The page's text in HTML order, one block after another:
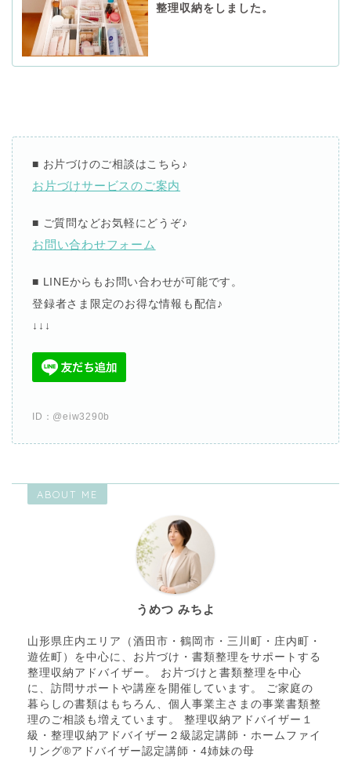
整理収納をしました。
■ お片づけのご相談はこちら ♪
お片づけサービスのご案内
■ ご質問などお気軽にどうぞ♪
お問い合わせフォーム
■ LINEからも お問い合わせが可能です。
登録者さま限定のお得な情報も配信♪
↓ ↓ ↓
ID ： @eiw3290b
ABOUT ME
うめつ みちよ
山形県庄内エリア（酒田市・鶴岡市・三川町・庄内町・
遊佐町）を中心に、お片づけ・書類整理をサポートする
整理収納アドバイザー。 お片づけと書類整理を中心
に、訪問サポートや講座を開催しています。 ご家庭の
暮らしの書類はもちろん、個人事業主さまの事業書類整
理のご相談も増えています。 整理収納アドバイザー１
級・整理収納アドバイザー２級認定講師・ホームファイ
リング®アドバイザー認定講師・4姉妹の母